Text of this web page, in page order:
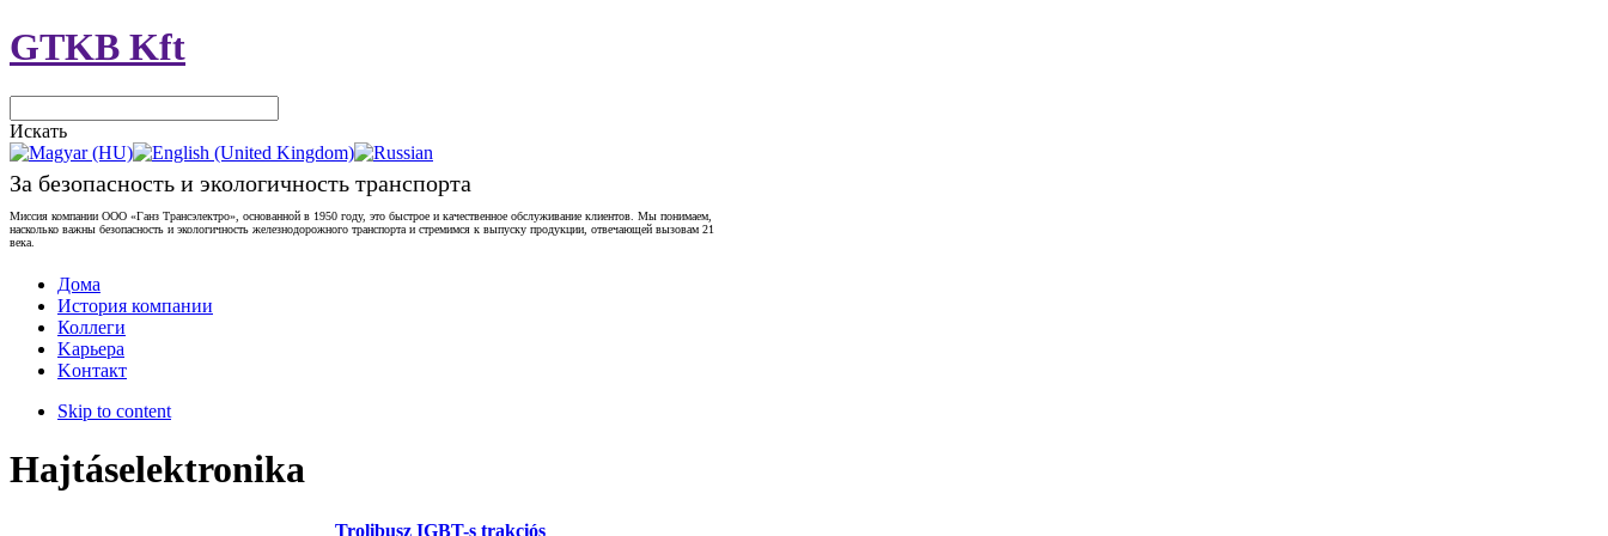
GTKB Kft
Искать
За безопасность и экологичность транспорта
Миссия компании ООО «Ганз Трансэлектро», основанной в 1950 году, это быстрое и качественное обслуживание клиентов. Мы понимаем,
насколько важны безопасность и экологичность железнодорожного транспорта и стремимся к выпуску продукции, отвечающей вызовам 21
века.
Дома
История компании
Коллеги
Kарьера
Kонтакт
Skip to content
Hajtáselektronika
Trolibusz IGBT-s trakciós